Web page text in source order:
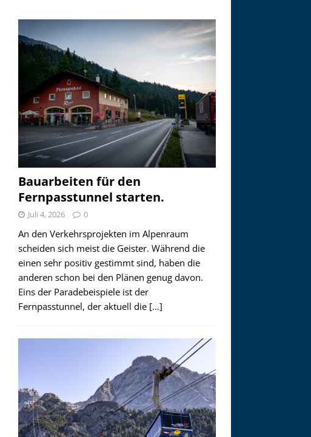
Bauarbeiten für den
Fernpasstunnel starten.
Juli 4, 2026 0
An den Verkehrsprojekten im Alpenraum
scheiden sich meist die Geister. Während die
einen sehr positiv gestimmt sind, haben die
anderen schon bei den Plänen genug davon.
Eins der Paradebeispiele ist der
Fernpasstunnel, der aktuell die […]